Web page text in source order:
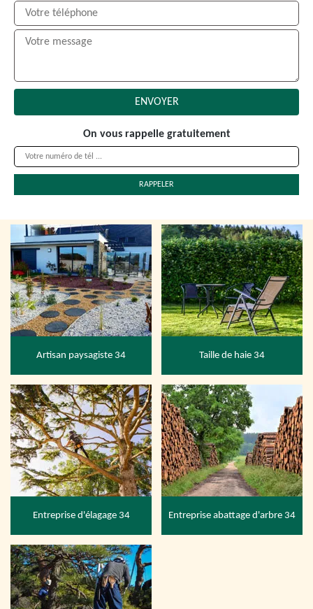
On vous rappelle gratuitement
Artisan paysagiste 34 Taille de haie 34
Entreprise d'élagage 34 Entreprise abattage d'arbre 34